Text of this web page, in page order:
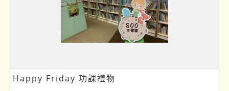
Happy Friday 功課禮物